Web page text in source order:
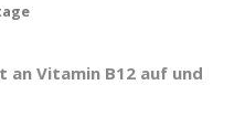
an Vitamin B12 auf und